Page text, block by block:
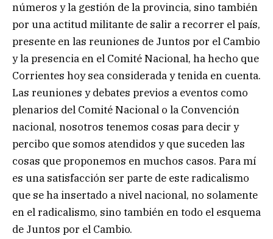
números y la gestión de la provincia, sino también
por una actitud militante de salir a recorrer el país,
presente en las reuniones de Juntos por el Cambio
y la presencia en el Comité Nacional, ha hecho que
Corrientes hoy sea considerada y tenida en cuenta.
Las reuniones y debates previos a eventos como
plenarios del Comité Nacional o la Convención
nacional, nosotros tenemos cosas para decir y
percibo que somos atendidos y que suceden las
cosas que proponemos en muchos casos. Para mí
es una satisfacción ser parte de este radicalismo
que se ha insertado a nivel nacional, no solamente
en el radicalismo, sino también en todo el esquema
de Juntos por el Cambio.